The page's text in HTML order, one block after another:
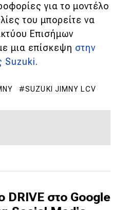
για το μοντέλο
του μπορείτε να
Επισήμων
μια επίσκεψη στην
Suzuki.
SUZUKI JIMNY LCV
DRIVE στο Google